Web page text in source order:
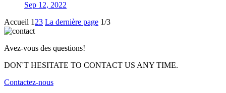
Sep 12, 2022
Accueil 1 23 La dernière page 1/3
Avez-vous des questions!
DON'T HESITATE TO CONTACT US ANY TIME.
Contactez-nous